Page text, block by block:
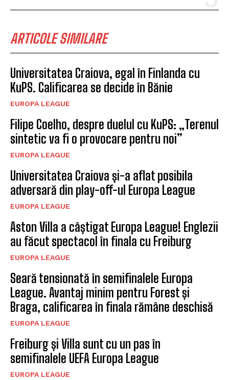
ARTICOLE SIMILARE
Universitatea Craiova, egal în Finlanda cu
KuPS. Calificarea se decide în Bănie
EUROPA LEAGUE
Filipe Coelho, despre duelul cu KuPS: „Terenul
sintetic va fi o provocare pentru noi”
EUROPA LEAGUE
Universitatea Craiova și-a aflat posibila
adversară din play-off-ul Europa League
EUROPA LEAGUE
Aston Villa a câștigat Europa League! Englezii
au făcut spectacol în finala cu Freiburg
EUROPA LEAGUE
Seară tensionată în semifinalele Europa
League. Avantaj minim pentru Forest și
Braga, calificarea în finala rămâne deschisă
EUROPA LEAGUE
Freiburg și Villa sunt cu un pas în
semifinalele UEFA Europa League
EUROPA LEAGUE